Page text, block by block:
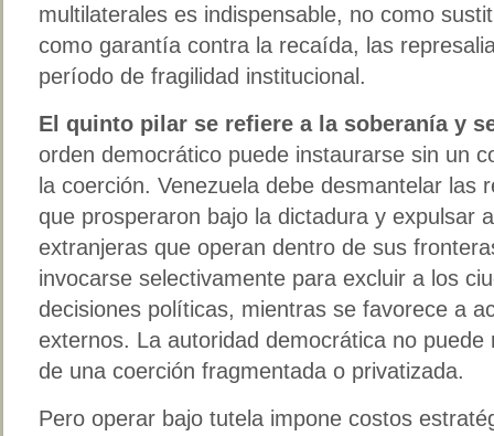
multilaterales es indispensable, no como
como garantía contra la recaída, las
período de fragilidad institucional.
El quinto pilar se refiere a la soberanía y
orden democrático puede instaurarse sin un
la coerción. Venezuela debe desmantelar las
que prosperaron bajo la dictadura y expulsar
extranjeras que operan dentro de sus
invocarse selectivamente para excluir a los
decisiones políticas, mientras se favorece a
externos. La autoridad democrática no
de una coerción fragmentada o privatizada.
Pero operar bajo tutela impone costos